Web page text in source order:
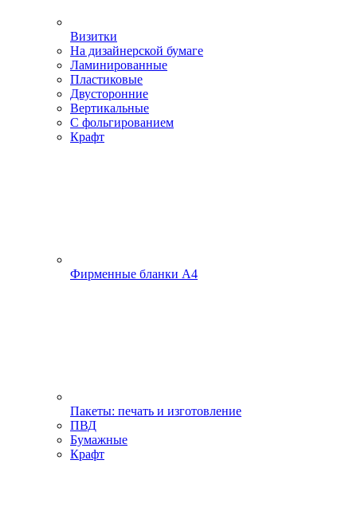
Визитки
На дизайнерской бумаге
Ламинированные
Пластиковые
Двусторонние
Вертикальные
С фольгированием
Крафт
Фирменные бланки А4
Пакеты: печать и изготовление
ПВД
Бумажные
Крафт